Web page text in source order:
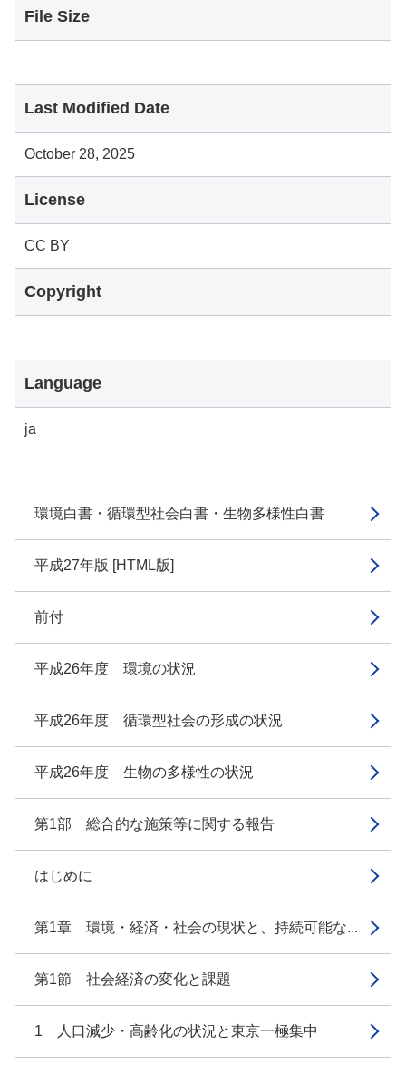
環境白書・循環型社会白書・生物多様性白書
平成27年版 [HTML版]
前付
平成26年度 環境の状況
平成26年度 循環型社会の形成の状況
平成26年度 生物の多様性の状況
第1部 総合的な施策等に関する報告
はじめに
第1章 環境・経済・社会の現状と、持続可能な...
第1節 社会経済の変化と課題
1 人口減少・高齢化の状況と東京一極集中
File Size
Last Modified Date
October 28, 2025
License
CC BY
Copyright
Language
ja